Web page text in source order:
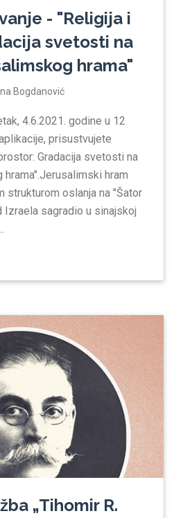
- "Religija i
svetosti na
hrama"
Bogdanović
4.6.2021. godine u 12
prisustvujete
Gradacija svetosti na
hram
strukturom oslanja na "Šator
Izraela sagradio u sinajskoj
„Tihomir R.